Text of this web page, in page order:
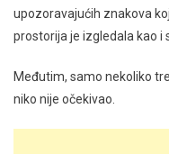
upozoravajućih znakova
prostorija je izgledala kao i
Međutim, samo nekoliko
niko nije očekivao.